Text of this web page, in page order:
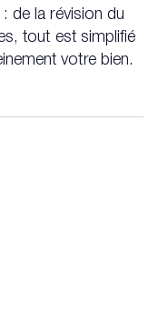
de la révision du
tout est simplifié
votre bien.